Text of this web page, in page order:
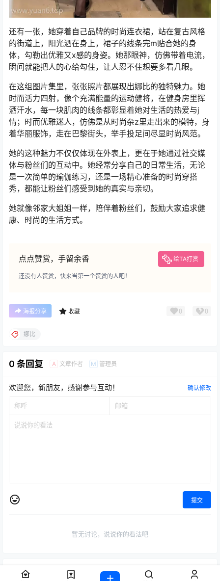
还有一张，她穿着自己品牌的时尚连衣裙，站在复古风格
的街道上，阳光洒在身上，裙子的线条完m贴合她的身
体，勾勒出优雅又x感的身姿。她那眼神，仿佛带着电流，
瞬间就能把人的心给勾住，让人忍不住想要多看几眼。
在这组图片集里，张张照片都展现出娜比的独特魅力。她
时而活力四射，像个充满能量的运动健将，在健身房里挥
洒汗水，每一块肌肉的线条都彰显着她对生活的热爱与j
情；时而优雅迷人，仿佛是从时尚杂z里走出来的模特，身
着华丽服饰，走在巴黎街头，举手投足间尽显时尚风范。
她的这种魅力不仅仅体现在外表上，更在于她通过社交媒
体与粉丝们的互动中。她经常分享自己的日常生活，无论
是一次简单的瑜伽练习，还是一场精心准备的时尚穿搭
秀，都能让粉丝们感受到她的真实与亲切。
她就像邻家大姐姐一样，陪伴着粉丝们，鼓励大家追求健
康、时尚的生活方式。
点点赞赏，手留余香 给TA打赏
还没有人赞赏，快来当第一个赞赏的人吧！
海报分享 收藏 0 0
娜比
0 条回复 A 文章作者 M 管理员
欢迎您，新朋友，感谢参与互动！ 确认修改
提交
暂无讨论，说说你的看法吧
随机推荐